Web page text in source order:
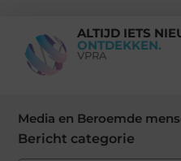
ALTIJD IETS
ONTDEKKEN.
VPRA
Media en Beroemde
Bericht categorie